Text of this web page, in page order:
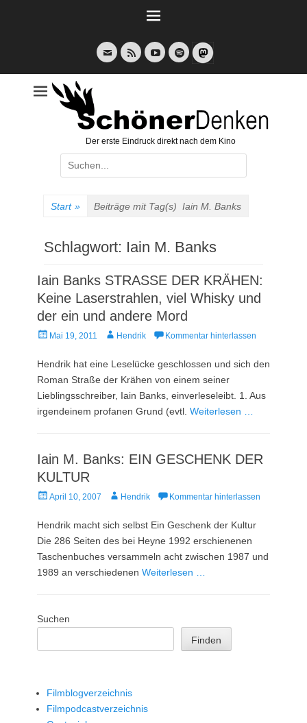
E-
Mail
Feed YouTubeSpotify
Der erste Eindruck direkt nach dem Kino
Suche
nach:
Start » Beiträge mit Tag(s) Iain M. Banks
Schlagwort: Iain M. Banks
Iain Banks STRASSE DER KRÄHEN:
Keine Laserstrahlen, viel Whisky und
der ein und andere Mord
Veröffentlicht
Mai 19, 2011 AutorHendrik Kommentar hinterlassen
Hendrik hat eine Leselücke geschlossen und sich den
Roman Straße der Krähen von einem seiner
Lieblingsschreiber, Iain Banks, einverleseleibt. 1. Aus
irgendeinem profanen Grund (evtl. Weiterlesen …
Iain M. Banks: EIN GESCHENK DER
KULTUR
Veröffentlicht
April 10, 2007 AutorHendrik Kommentar hinterlassen
Hendrik macht sich selbst Ein Geschenk der Kultur
Die 286 Seiten des bei Heyne 1992 erschienenen
Taschenbuches versammeln acht zwischen 1987 und
1989 an verschiedenen Weiterlesen …
Suchen
Finden
Filmblogverzeichnis
Filmpodcastverzeichnis